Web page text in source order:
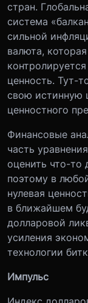
стран.
система
сильной
валюта,
ценность. Тут-
свою истинную
ценностного
Финансовые
часть
оценить что-то
поэтому в
нулевая
в ближайшем
долларовой
усиления
технологии
Импульс